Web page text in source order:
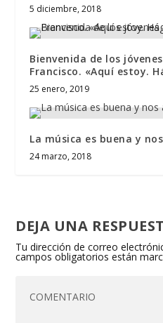
5 diciembre, 2018
Bienvenida de los
Francisco. «Aquí estoy.
25 enero, 2019
La música es buena y
24 marzo, 2018
DEJA UNA
Tu dirección de correo
campos obligatorios están